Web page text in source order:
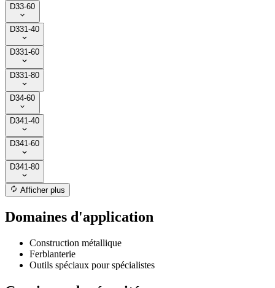
D33-60
D331-40
D331-60
D331-80
D34-60
D341-40
D341-60
D341-80
Afficher plus
Domaines d'application
Construction métallique
Ferblanterie
Outils spéciaux pour spécialistes